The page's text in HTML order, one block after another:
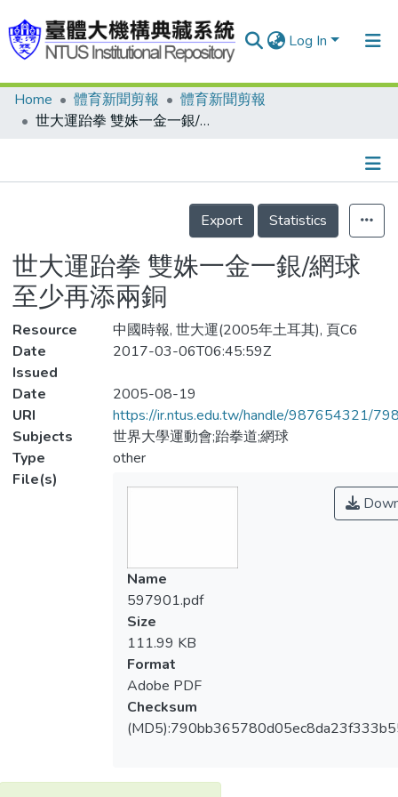
Log In
Communities & Collections
Statistics
Home 體育新聞剪報
體育新聞剪報
世大運跆拳 雙姝一金一銀/網球 至少再添兩銅
Details
Export
Statistics
世大運跆拳 雙姝一金一銀/網球
至少再添兩銅
Resource
中國時報, 世大運(2005年土耳其), 頁C6
Date
Issued
2017-03-06T06:45:59Z
Date
2005-08-19
URI
https://ir.ntus.edu.tw/handle/987654321/
Subjects
世界大學運動會;跆拳道;網球
Type
other
File(s)
Name
597901.pdf
Size
111.99 KB
Format
Adobe PDF
Checksum